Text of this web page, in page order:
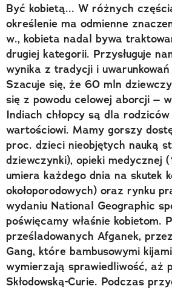
Polecane
Być kobietą... W różnych
określenie ma odmienne
w., kobieta nadal bywa
drugiej kategorii. Przysługuje
wynika z tradycji i
Szacuje się, że 60 mln
się z powodu celowej aborcji –
Indiach chłopcy są dla
wartościowi. Mamy gorszy
proc. dzieci nieobjętych nauką
dziewczynki), opieki medycznej
umiera każdego dnia na skutek
okołoporodowych) oraz rynku
wydaniu National Geographic
poświęcamy właśnie kobietom.
prześladowanych Afganek,
Gang, które bambusowymi
wymierzają sprawiedliwość, aż
Skłodowską-Curie. Podczas